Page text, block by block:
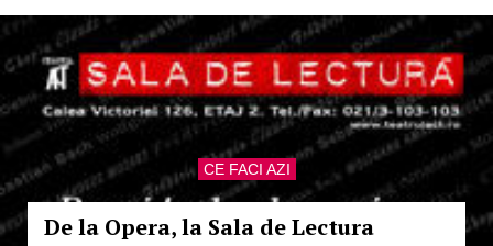
CE FACI AZI
De la Opera, la Sala de Lectura